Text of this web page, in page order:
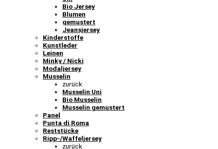
Bio Jersey
Blumen
gemustert
Jeansjersey
Kinderstoffe
Kunstleder
Leinen
Minky / Nicki
Modaljersey
Musselin
zurück
Musselin Uni
Bio Musselin
Musselin gemustert
Panel
Punta di Roma
Reststücke
Ripp-/Waffeljersey
zurück